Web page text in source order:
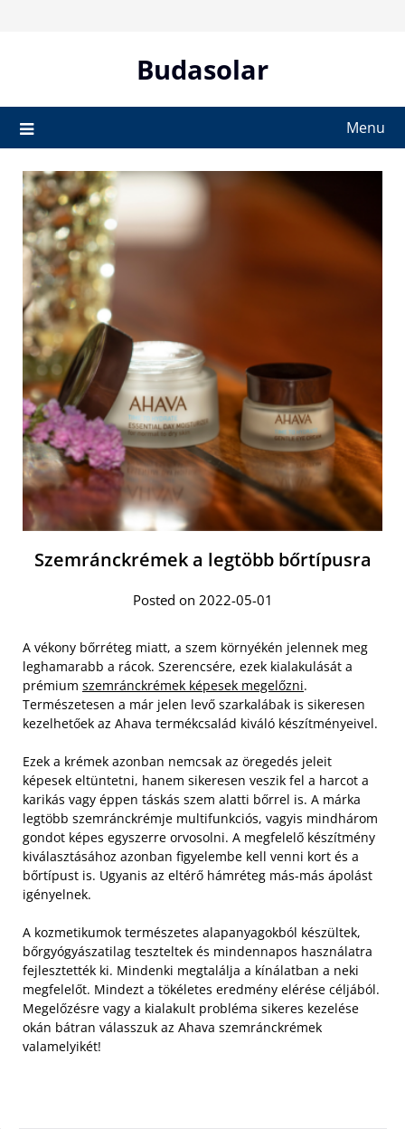
Budasolar
Menu
Szemránckrémek a legtöbb bőrtípusra
Posted on 2022-05-01
A vékony bőrréteg miatt, a szem környékén jelennek meg
leghamarabb a rácok. Szerencsére, ezek kialakulását a
prémium szemránckrémek képesek megelőzni.
Természetesen a már jelen levő szarkalábak is sikeresen
kezelhetőek az Ahava termékcsalád kiváló készítményeivel.
Ezek a krémek azonban nemcsak az öregedés jeleit
képesek eltüntetni, hanem sikeresen veszik fel a harcot a
karikás vagy éppen táskás szem alatti bőrrel is. A márka
legtöbb szemránckrémje multifunkciós, vagyis mindhárom
gondot képes egyszerre orvosolni. A megfelelő készítmény
kiválasztásához azonban figyelembe kell venni kort és a
bőrtípust is. Ugyanis az eltérő hámréteg más-más ápolást
igényelnek.
A kozmetikumok természetes alapanyagokból készültek,
bőrgyógyászatilag teszteltek és mindennapos használatra
fejlesztették ki. Mindenki megtalálja a kínálatban a neki
megfelelőt. Mindezt a tökéletes eredmény elérése céljából.
Megelőzésre vagy a kialakult probléma sikeres kezelése
okán bátran válasszuk az Ahava szemránckrémek
valamelyikét!